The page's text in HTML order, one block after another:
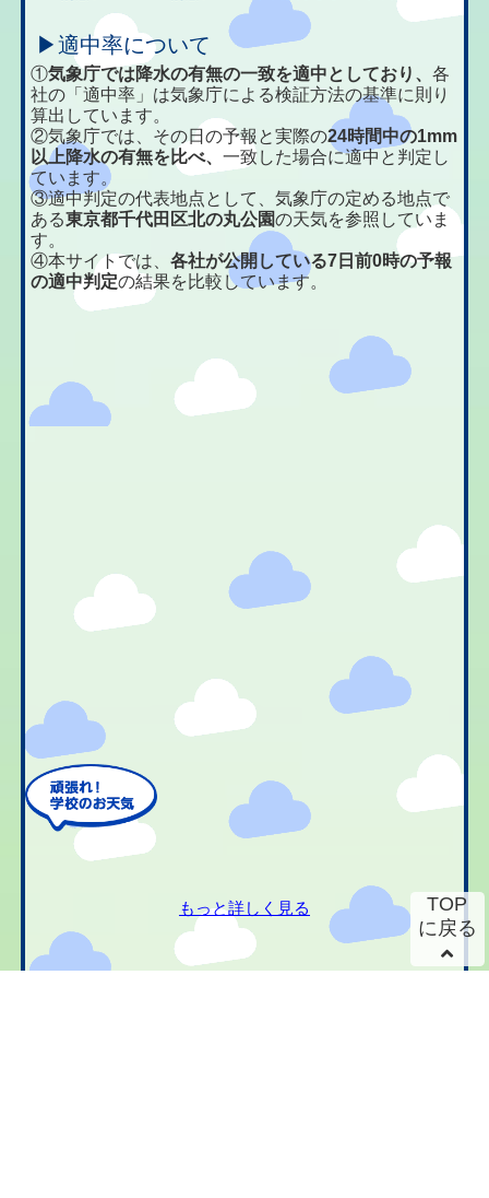
▶適中率について
①気象庁では降水の有無の一致を適中としており、各
社の「適中率」は気象庁による検証方法の基準に則り
算出しています。
②気象庁では、その日の予報と実際の24時間中の1mm
以上降水の有無を比べ、一致した場合に適中と判定し
ています。
③適中判定の代表地点として、気象庁の定める地点で
ある東京都千代田区北の丸公園の天気を参照していま
す。
④本サイトでは、各社が公開している7日前0時の予報
の適中判定の結果を比較しています。
もっと詳しく見る
TOP
に戻る